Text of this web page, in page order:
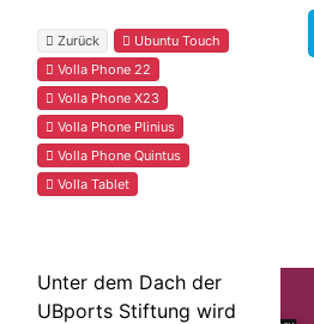
Zurück
Ubuntu Touch
Volla Phone 22
Volla Phone X23
Volla Phone Plinius
Volla Phone Quintus
Volla Tablet
Unter dem Dach der
UBports Stiftung wird